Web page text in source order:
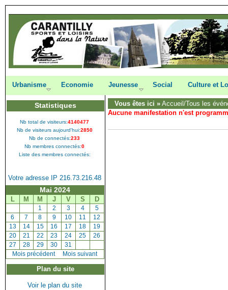
Urbanisme Economie Jeunesse Social Culture et
Statistiques
Nb total de visiteurs:4140477
Nb de visiteurs aujourd'hui:2850
Nb de connectés:233
Nb membres connectés:0
Liste des membres connectés:
Votre adresse IP 216.73.216.48
Mai 2024
L M M J V S D
[1 [2 [3] [4] [5]
[6 [7 [8 [9] [10 [11 [12
[13] [14] [15] [16 [17 [18 [19
[20] [21 [22 [23 [24 [25 [26
[27 [28] [29] [30 [31
[Mois précédent] Mois suivant
Plan du site
Voir le plan du site
Vous êtes ici » Accueil /Tous les
Aucune manifestation n'est